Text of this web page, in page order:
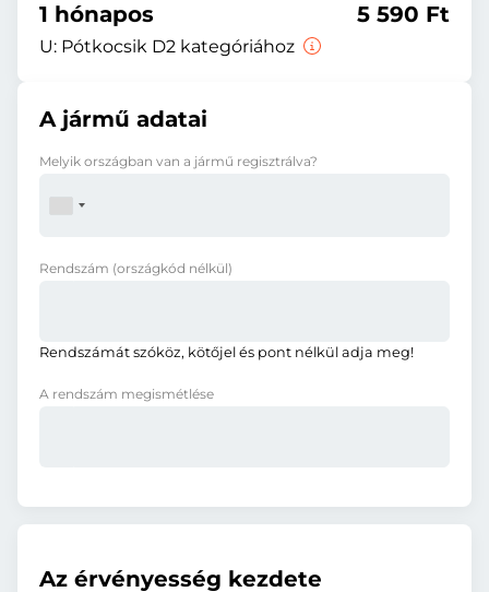
1 hónapos
U: Pótkocsik D2 kategóriához
5 590 Ft
A jármű adatai
Melyik országban van a jármű regisztrálva?
Rendszám (országkód nélkül)
Rendszámát szóköz, kötőjel és pont nélkül adja meg!
A rendszám megismétlése
Az érvényesség kezdete